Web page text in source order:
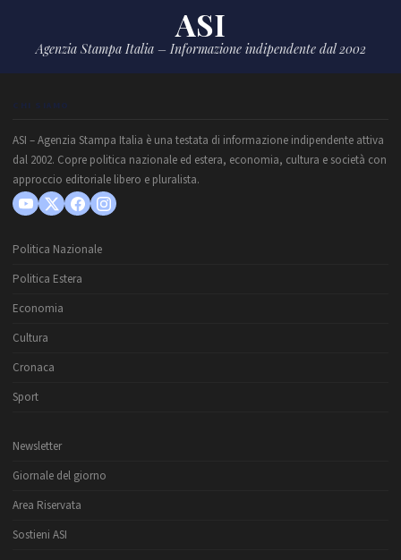
ASI
Agenzia Stampa Italia – Informazione indipendente dal 2002
CHI SIAMO
ASI – Agenzia Stampa Italia è una testata di informazione indipendente attiva
dal 2002. Copre politica nazionale ed estera, economia, cultura e società con
approccio editoriale libero e pluralista.
Politica Nazionale
Politica Estera
Economia
Cultura
Cronaca
Sport
Newsletter
Giornale del giorno
Area Riservata
Sostieni ASI